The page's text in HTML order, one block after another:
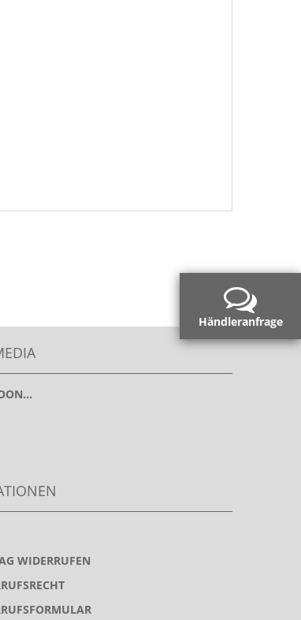
Händleranfrage
WIDERRUFEN